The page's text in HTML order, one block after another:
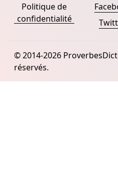
Politique de
confidentialité
© 2014-2026
réservés.